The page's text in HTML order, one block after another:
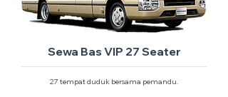
Sewa Bas VIP 27 Seater
27 tempat duduk bersama pemandu.